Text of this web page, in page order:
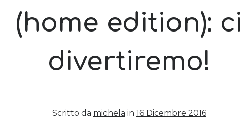
(home edition): ci
divertiremo!
Scritto da michela in 16 Dicembre 2016